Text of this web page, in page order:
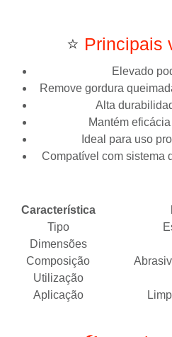
⭐ Principais
Elevado
Remove gordura
Alta
Mantém
Ideal para uso
Compatível com sistema
Característica
Tipo
Dimensões
Composição
Utilização
Aplicação